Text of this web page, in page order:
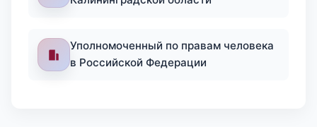
Уполномоченный по правам человека
в Российской Федерации